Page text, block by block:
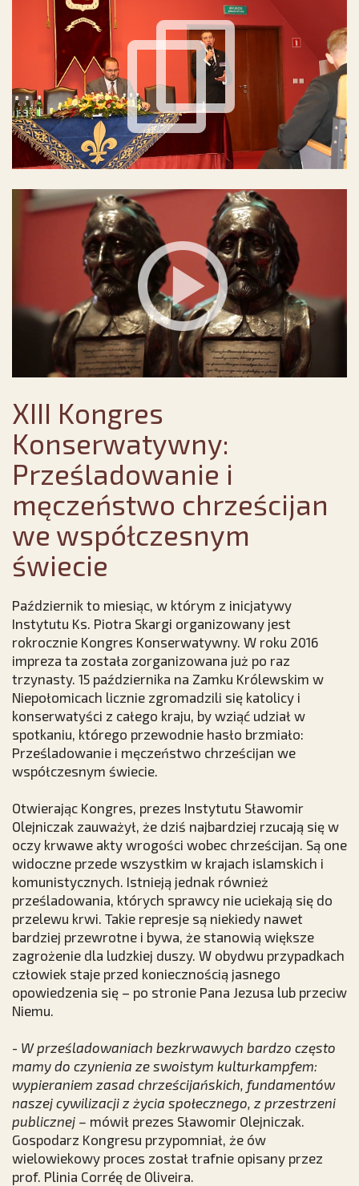
XIII Kongres
Konserwatywny:
Prześladowanie i
męczeństwo chrześcijan
we współczesnym
świecie
Październik to miesiąc, w którym z inicjatywy
Instytutu Ks. Piotra Skargi organizowany jest
rokrocznie Kongres Konserwatywny. W roku 2016
impreza ta została zorganizowana już po raz
trzynasty. 15 października na Zamku Królewskim w
Niepołomicach licznie zgromadzili się katolicy i
konserwatyści z całego kraju, by wziąć udział w
spotkaniu, którego przewodnie hasło brzmiało:
Prześladowanie i męczeństwo chrześcijan we
współczesnym świecie.
Otwierając Kongres, prezes Instytutu Sławomir
Olejniczak zauważył, że dziś najbardziej rzucają się w
oczy krwawe akty wrogości wobec chrześcijan. Są one
widoczne przede wszystkim w krajach islamskich i
komunistycznych. Istnieją jednak również
prześladowania, których sprawcy nie uciekają się do
przelewu krwi. Takie represje są niekiedy nawet
bardziej przewrotne i bywa, że stanowią większe
zagrożenie dla ludzkiej duszy. W obydwu przypadkach
człowiek staje przed koniecznością jasnego
opowiedzenia się – po stronie Pana Jezusa lub przeciw
Niemu.
- W prześladowaniach bezkrwawych bardzo często
mamy do czynienia ze swoistym kulturkampfem:
wypieraniem zasad chrześcijańskich, fundamentów
naszej cywilizacji z życia społecznego, z przestrzeni
publicznej – mówił prezes Sławomir Olejniczak.
Gospodarz Kongresu przypomniał, że ów
wielowiekowy proces został trafnie opisany przez
prof. Plinia Corréę de Oliveira.